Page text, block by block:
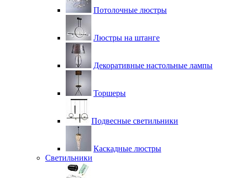
Потолочные люстры
Люстры на штанге
Декоративные настольные лампы
Торшеры
Подвесные светильники
Каскадные люстры
Светильники